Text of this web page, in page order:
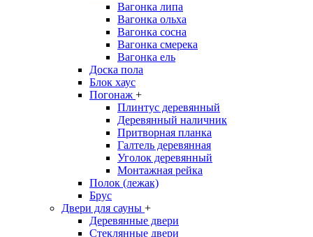
Вагонка липа
Вагонка ольха
Вагонка сосна
Вагонка смерека
Вагонка ель
Доска пола
Блок хаус
Погонаж +
Плинтус деревянный
Деревянный наличник
Притворная планка
Галтель деревянная
Уголок деревянный
Монтажная рейка
Полок (лежак)
Брус
Двери для сауны +
Деревянные двери
Стеклянные двери